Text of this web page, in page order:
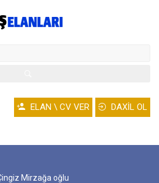
ELAN \ CV VER DAXİL OL
Mirzağa oğlu